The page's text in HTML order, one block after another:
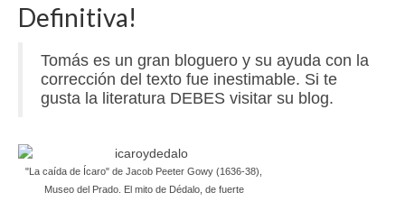
Definitiva!
Tomás es un gran bloguero y su ayuda con la
corrección del texto fue inestimable. Si te
gusta la literatura DEBES visitar su blog.
"La caída de Ícaro" de Jacob Peeter Gowy (1636-38),
Museo del Prado. El mito de Dédalo, de fuerte